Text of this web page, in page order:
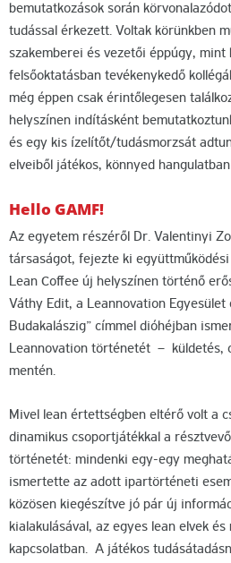
bemutatkozások során
tudással érkezett. Voltak körünkben
szakemberei és vezetői éppúgy, mint
felsőoktatásban tevékenykedő
még éppen csak érintőlegesen
helyszínen indításként
és egy kis ízelítőt/tudásmorzsát
elveiből játékos, könnyed
Hello GAMF!
Az egyetem részéről Dr. Valentinyi
társaságot, fejezte ki
Lean Coffee új helyszínen történő
Váthy Edit, a Leannovation Egyesület
Budakalászig” címmel dióhéjban
Leannovation történetét – küldetés,
mentén.
Mivel lean értettségben eltérő volt a
dinamikus csoportjátékkal a
történetét: mindenki egy-egy
ismertette az adott ipartörténeti
közösen kiegészítve jó pár új
kialakulásával, az egyes lean elvek
kapcsolatban. A játékos